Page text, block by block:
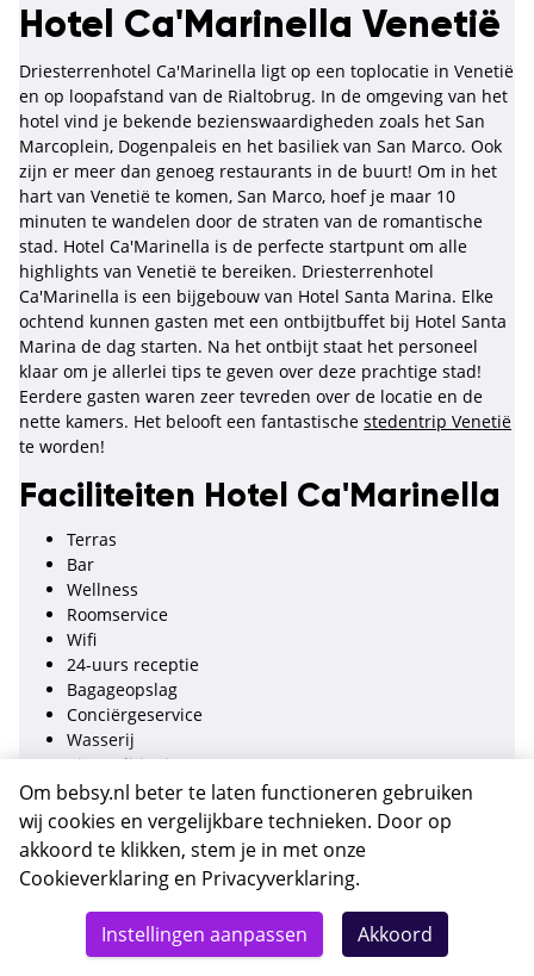
Hotel Ca'Marinella Venetië
Driesterrenhotel Ca'Marinella ligt op een toplocatie in Venetië
en op loopafstand van de Rialtobrug. In de omgeving van het
hotel vind je bekende bezienswaardigheden zoals het San
Marcoplein, Dogenpaleis en het basiliek van San Marco. Ook
zijn er meer dan genoeg restaurants in de buurt! Om in het
hart van Venetië te komen, San Marco, hoef je maar 10
minuten te wandelen door de straten van de romantische
stad. Hotel Ca'Marinella is de perfecte startpunt om alle
highlights van Venetië te bereiken. Driesterrenhotel
Ca'Marinella is een bijgebouw van Hotel Santa Marina. Elke
ochtend kunnen gasten met een ontbijtbuffet bij Hotel Santa
Marina de dag starten. Na het ontbijt staat het personeel
klaar om je allerlei tips te geven over deze prachtige stad!
Eerdere gasten waren zeer tevreden over de locatie en de
nette kamers. Het belooft een fantastische stedentrip Venetië
te worden!
Faciliteiten Hotel Ca'Marinella
Terras
Bar
Wellness
Roomservice
Wifi
24-uurs receptie
Bagageopslag
Conciërgeservice
Wasserij
Airconditioning
Verwarming
Kluisje
Voorzieningen voor mindervaliden
Locatie Hotel Ca'Marinella
Castello 6068
Details Deze reis nu boeken
Om bebsy.nl beter te laten functioneren gebruiken
wij cookies en vergelijkbare technieken. Door op
akkoord te klikken, stem je in met onze
Cookieverklaring en Privacyverklaring.
Instellingen aanpassen Akkoord